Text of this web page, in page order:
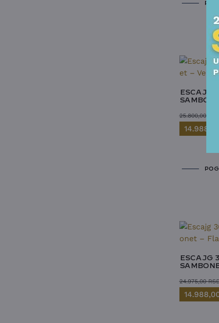
ESCAJG
25.800,00
14.988,00
ESCAJG
24.975,00